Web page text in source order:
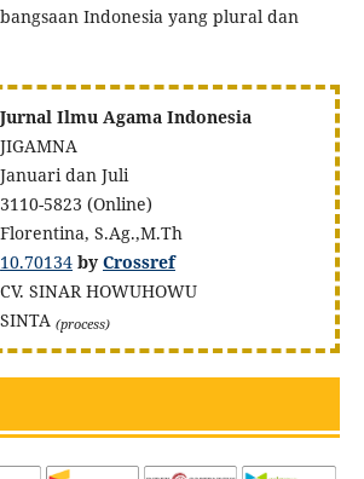
Indonesia yang plural dan
Jurnal Ilmu Agama Indonesia
dan Juli
5823 (Online)
S.Ag.,M.Th
10.70134 by Crossref
SINAR HOWUHOWU
(process)